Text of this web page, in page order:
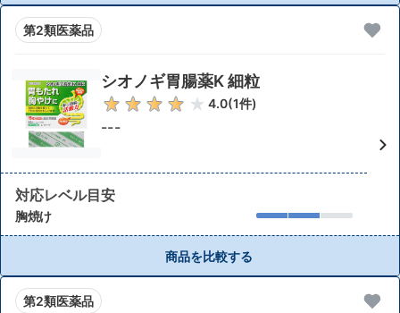
第2類医薬品
シオノギ胃腸薬K 細粒
4.0(1件)
---
対応レベル目安
胸焼け
商品を比較する
第2類医薬品